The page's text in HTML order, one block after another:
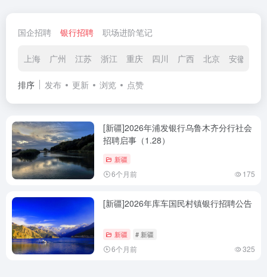
国企招聘 银行招聘 职场进阶笔记
上海 广州 江苏 浙江 重庆 四川 广西 北京 安徽
排序 发布 更新 浏览 点赞
[新疆]2026年浦发银行乌鲁木齐分行社会
招聘启事（1.28）
新疆
6个月前 175
[新疆]2026年库车国民村镇银行招聘公告
新疆 # 新疆
6个月前 325